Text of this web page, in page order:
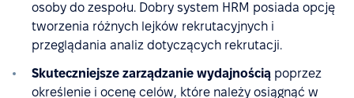
osoby do zespołu. Dobry system HRM posiada opcję
tworzenia różnych lejków rekrutacyjnych i
przeglądania analiz dotyczących rekrutacji.
Skuteczniejsze zarządzanie wydajnością poprzez
określenie i ocenę celów, które należy osiągnąć w